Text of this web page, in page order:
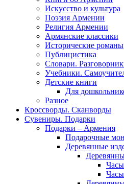
Иcкусство и культура
Поэзия Армении
Религия Армении
Армянские классики
Исторические романы
Публицистика
Словари.
Учебники.
Детские книги
Для
Разное
Кроссворды. Сканворды
Сувениры. Подарки
Подарки – Армения
Подарочные
Деревянные